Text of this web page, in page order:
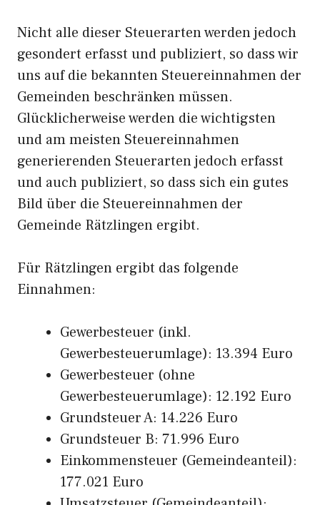
Nicht alle dieser Steuerarten werden jedoch
gesondert erfasst und publiziert, so dass wir
uns auf die bekannten Steuereinnahmen der
Gemeinden beschränken müssen.
Glücklicherweise werden die wichtigsten
und am meisten Steuereinnahmen
generierenden Steuerarten jedoch erfasst
und auch publiziert, so dass sich ein gutes
Bild über die Steuereinnahmen der
Gemeinde Rätzlingen ergibt.
Für Rätzlingen ergibt das folgende
Einnahmen:
Gewerbesteuer (inkl.
Gewerbesteuerumlage): 13.394 Euro
Gewerbesteuer (ohne
Gewerbesteuerumlage): 12.192 Euro
Grundsteuer A: 14.226 Euro
Grundsteuer B: 71.996 Euro
Einkommensteuer (Gemeindeanteil):
177.021 Euro